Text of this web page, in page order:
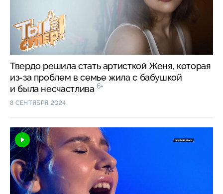
Твердо решила стать артисткой Женя, которая
из-за проблем в семье жила с бабушкой
и была несчастлива6+
8 СЕНТЯБРЯ 2024